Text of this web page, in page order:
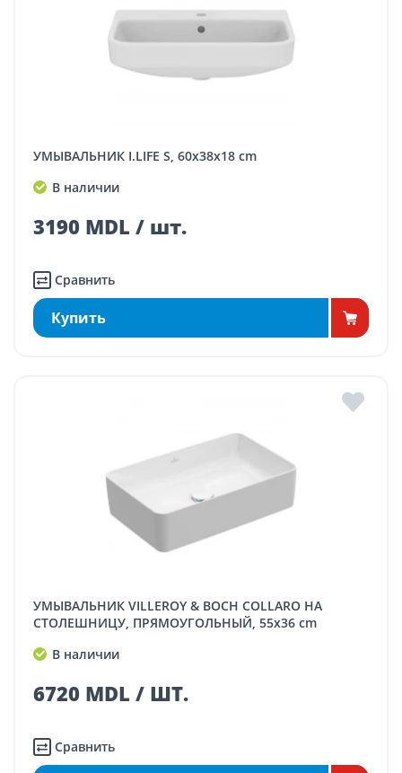
УМЫВАЛЬНИК I.LIFE S, 60x38x18 cm
В наличии
3190 MDL / шт.
Сравнить
Купить
УМЫВАЛЬНИК VILLEROY & BOCH COLLARO НА
СТОЛЕШНИЦУ, ПРЯМОУГОЛЬНЫЙ, 55x36 cm
В наличии
6720 MDL / ШТ.
Сравнить